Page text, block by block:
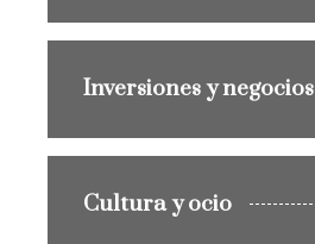
Inversiones y negocios
Cultura y ocio